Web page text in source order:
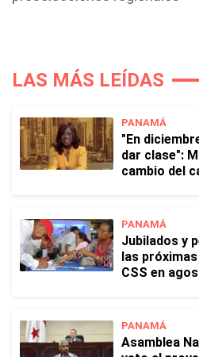
LAS MÁS LEÍDAS
PANAMÁ
"En
dar clase":
cambio del
PANAMÁ
Jubilados y
las
CSS en
PANAMÁ
Asamblea